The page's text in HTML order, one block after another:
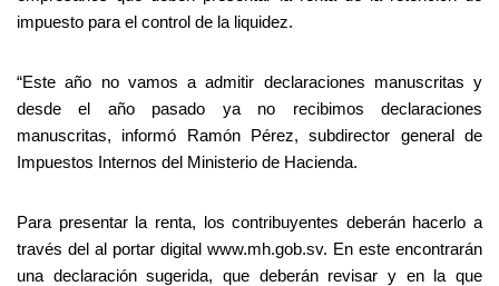
impuesto para el control de la liquidez.
“Este año no vamos a admitir declaraciones manuscritas y
desde el año pasado ya no recibimos declaraciones
manuscritas, informó Ramón Pérez, subdirector general de
Impuestos Internos del Ministerio de Hacienda.
Para presentar la renta, los contribuyentes deberán hacerlo a
través del al portar digital www.mh.gob.sv. En este encontrarán
una declaración sugerida, que deberán revisar y en la que